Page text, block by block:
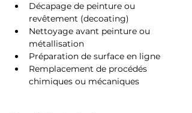
Décapage de peinture ou
revêtement (decoating)
Nettoyage avant peinture ou
métallisation
Préparation de surface en ligne
Remplacement de procédés
chimiques ou mécaniques